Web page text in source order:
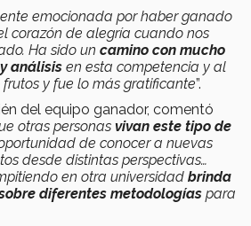
emocionada por haber ganado
corazón de alegría cuando nos
Ha sido un camino con mucho
análisis en esta competencia y al
y fue lo más gratificante”.
del equipo ganador, comentó
otras personas vivan este tipo de
oportunidad de conocer a nuevas
desde distintas perspectivas…
en otra universidad brinda
diferentes metodologías para